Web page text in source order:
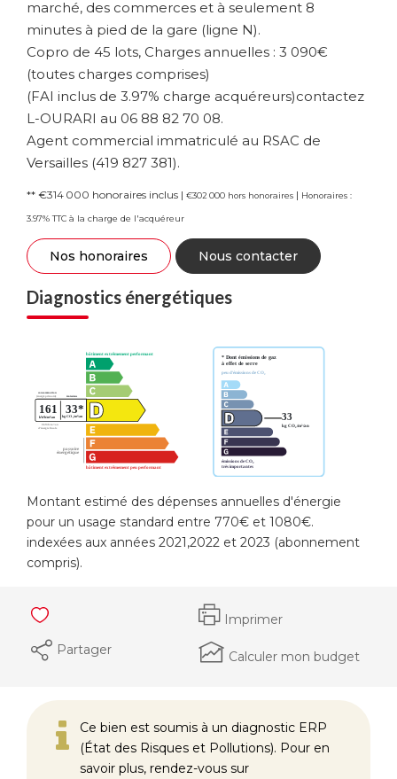
marché, des commerces et à seulement 8
minutes à pied de la gare (ligne N).
Copro de 45 lots, Charges annuelles : 3 090€
(toutes charges comprises)
(FAI inclus de 3.97% charge acquéreurs)contactez
L-OURARI au 06 88 82 70 08.
Agent commercial immatriculé au RSAC de
Versailles (419 827 381).
** €314 000 honoraires inclus | €302 000 hors honoraires | Honoraires :
3.97% TTC à la charge de l'acquéreur
Nos honoraires Nous contacter
Diagnostics énergétiques
Montant estimé des dépenses annuelles d'énergie
pour un usage standard entre 770€ et 1080€.
indexées aux années 2021,2022 et 2023 (abonnement
compris).
Imprimer
Partager
Calculer mon budget
Ce bien est soumis à un diagnostic ERP
(État des Risques et Pollutions). Pour en
savoir plus, rendez-vous sur